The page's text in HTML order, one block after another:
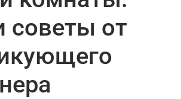
советы от